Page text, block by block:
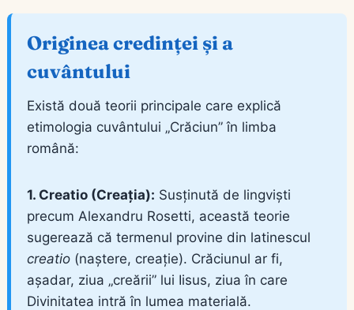
Originea credinței și a
cuvântului
Există două teorii principale care explică
etimologia cuvântului „Crăciun” în limba
română:
1. Creatio (Creația): Susținută de lingviști
precum Alexandru Rosetti, această teorie
sugerează că termenul provine din latinescul
creatio (naștere, creație). Crăciunul ar fi,
așadar, ziua „creării” lui Iisus, ziua în care
Divinitatea intră în lumea materială.